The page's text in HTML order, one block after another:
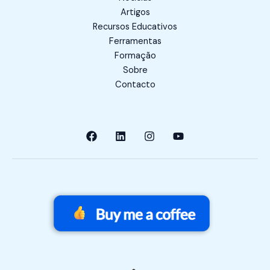
Artigos
Recursos Educativos
Ferramentas
Formação
Sobre
Contacto